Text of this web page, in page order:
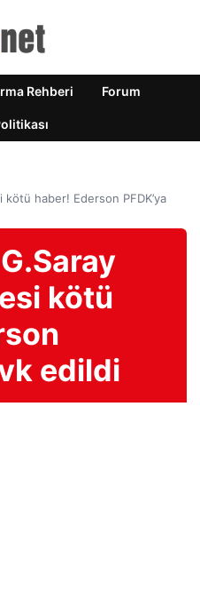
Rehberi Forum
kötü haber! Ederson PFDK’ya
kötü
edildi